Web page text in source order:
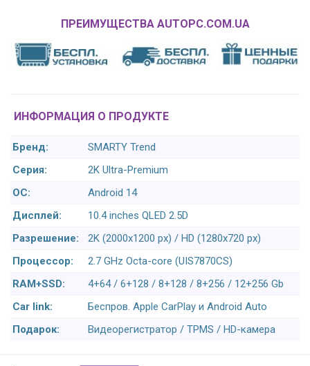
ПРЕИМУЩЕСТВА AUTOPC.COM.UA
ИНФОРМАЦИЯ О ПРОДУКТЕ
Бренд:
SMARTY Trend
Серия:
2K Ultra-Premium
ОС:
Android 14
Дисплей:
10.4 inches QLED 2.5D
Разрешение:
2K (2000x1200 px) / HD (1280x720 px)
Процессор:
2.7 GHz Octa-core (UIS7870CS)
RAM+SSD:
4+64 / 6+128 / 8+128 / 8+256 / 12+256 Gb
Car link:
Беспров. Apple CarPlay и Android Auto
Подарок:
Видеорегистратор / TPMS / HD-камера